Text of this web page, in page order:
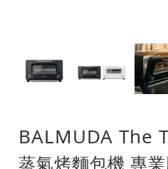
BALMUDA The
蒸氣烤麵包機 專